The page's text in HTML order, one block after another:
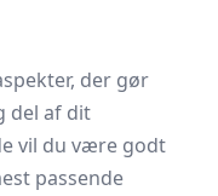
der gør
del af dit
vil du være godt
passende